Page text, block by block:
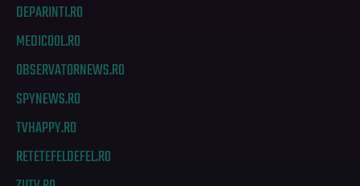
DEPARINTI.RO
MEDICOOL.RO
OBSERVATORNEWS.RO
SPYNEWS.RO
TVHAPPY.RO
RETETEFELDEFEL.RO